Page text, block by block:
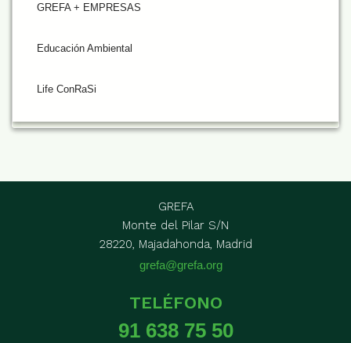
GREFA + EMPRESAS
Educación Ambiental
Life ConRaSi
GREFA
Monte del Pilar S/N
28220, Majadahonda, Madrid
grefa@grefa.org
TELÉFONO
91 638 75 50